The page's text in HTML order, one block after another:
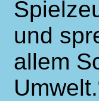
und
allem